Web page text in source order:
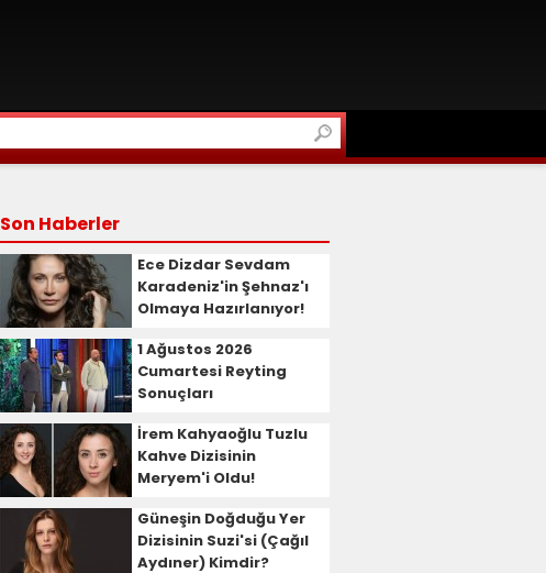
Son Haberler
Ece Dizdar Sevdam
Karadeniz'in Şehnaz'ı
Olmaya Hazırlanıyor!
1 Ağustos 2026
Cumartesi Reyting
Sonuçları
İrem Kahyaoğlu Tuzlu
Kahve Dizisinin
Meryem'i Oldu!
Güneşin Doğduğu Yer
Dizisinin Suzi'si (Çağıl
Aydıner) Kimdir?